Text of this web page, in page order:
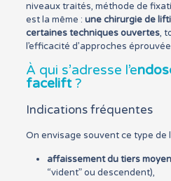
niveaux traités, méthode de
est la même : une chirurgie de
certaines techniques ouvertes,
l’efficacité d’approches
À qui s’adresse l’e
facelift?
Indications fréquentes
On envisage souvent ce type de
affaissement du tiers moyen
“vident” ou descendent),